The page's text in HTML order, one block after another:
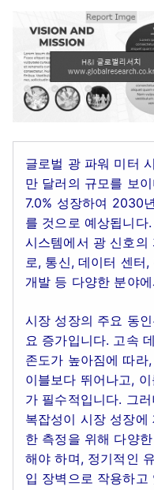
글로벌 광 파워 미터
만 달러의 규모를 보
7.0% 성장하여 2030
를 것으로 예상됩니다
시스템에서 광 신호의
로, 통신, 데이터 센터
개발 등 다양한 분야
시장 성장의 주요 동
요 증가입니다. 고속
존도가 높아짐에 따라
이블보다 뛰어나고,
가 필수적입니다. 그
복잡성이 시장 성장
한 측정을 위해 다양
해야 하며, 정기적인
입 장벽으로 작용하고